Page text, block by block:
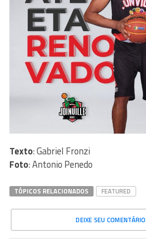
Texto: Gabriel Fronzi
Foto: Antonio Penedo
TÓPICOS RELACIONADOS FEATURED
DEIXE SEU COMENTÁRIO